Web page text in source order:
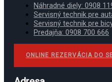
Náhradné diely: 0908
Servisný technik pre
Servisný technik pre
Predajňa: 0908 700 666
ONLINE REZERVÁCIA DO